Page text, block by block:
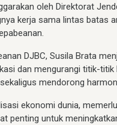
oleh Direktorat
kerja sama lintas batas
DJBC, Susila Brata
dan mengurangi titik-
mendorong
ekonomi dunia,
penting untuk